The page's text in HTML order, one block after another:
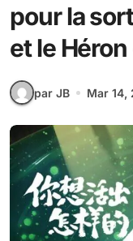
pour la
et le
par JB Mar 14,